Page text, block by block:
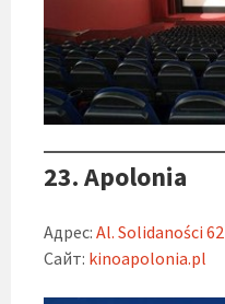
23. Apolonia
Адрес: Al. Solidaności 62
Сайт: kinoapolonia.pl